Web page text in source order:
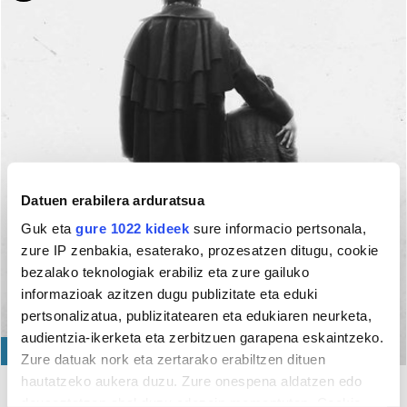
Datuen erabilera arduratsua
Guk eta gure 1022 kideek sure informacio pertsonala,
zure IP zenbakia, esaterako, prozesatzen ditugu, cookie
bezalako teknologiak erabiliz eta zure gailuko
informazioak azitzen dugu publizitate eta eduki
pertsonalizatua, publizitatearen eta edukiaren neurketa,
audientzia-ikerketa eta zerbitzuen garapena eskaintzeko.
Zure datuak nork eta zertarako erabiltzen dituen
hautatzeko aukera duzu. Zure onespena aldatzen edo
Aulesti